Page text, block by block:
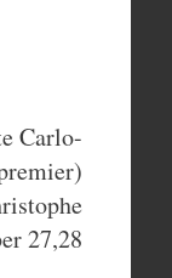
Carlo-
27,28.